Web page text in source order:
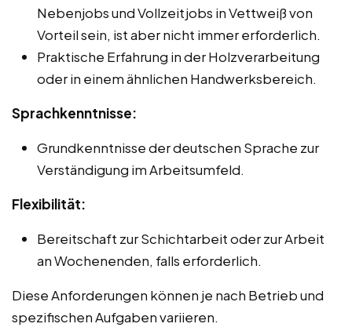
Nebenjobs und Vollzeitjobs in Vettweiß von
Vorteil sein, ist aber nicht immer erforderlich.
Praktische Erfahrung in der Holzverarbeitung
oder in einem ähnlichen Handwerksbereich.
Sprachkenntnisse:
Grundkenntnisse der deutschen Sprache zur
Verständigung im Arbeitsumfeld.
Flexibilität:
Bereitschaft zur Schichtarbeit oder zur Arbeit
an Wochenenden, falls erforderlich.
Diese Anforderungen können je nach Betrieb und
spezifischen Aufgaben variieren.